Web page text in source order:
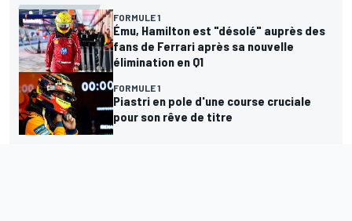
FORMULE 1
Ému, Hamilton est "désolé" auprès des
fans de Ferrari après sa nouvelle
élimination en Q1
FORMULE 1
Piastri en pole d'une course cruciale
pour son rêve de titre